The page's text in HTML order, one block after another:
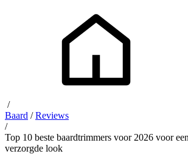
/
Baard /Reviews
/
Top 10 beste baardtrimmers voor 2026 voor
verzorgde look